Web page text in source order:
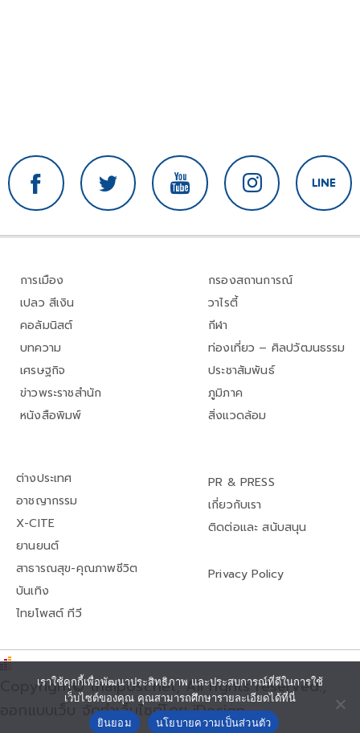
การเมือง
เปลว สีเงิน
คอลัมนิสต์
บทความ
เศรษฐกิจ
ข่าวพระราชสำนัก
หนังสือพิมพ์
กรองสถานการณ์
วาไรตี้
กีฬา
ท่องเที่ยว – ศิลปวัฒนธรรม
ประชาสัมพันธ์
ภูมิภาค
สิ่งแวดล้อม
ต่างประเทศ
อาชญากรรม
X-CITE
ยานยนต์
สาธารณสุข-คุณภาพชีวิต
บันเทิง
ไทยโพสต์ ทีวี
PR & PRESS
เกี่ยวกับเรา
ติดต่อและ สนับสนุน
Privacy Policy
Copyright© thaipost.net, All rights reserved.,
ออกแบบเว็บ จัดทำเว็บไซต์โดย iDesign
เราใช้คุกกี้เพื่อพัฒนาประสิทธิภาพ และประสบการณ์ที่ดีในการใช้
เว็บไซต์ของคุณ คุณสามารถศึกษารายละเอียดได้ที่นี่
ยินยอม
นโยบายความเป็นส่วนตัว